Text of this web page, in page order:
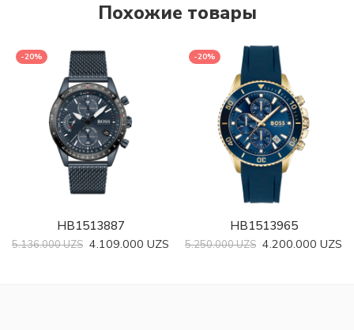
Похожие товары
-20%
HB1513887
5.136.000UZS 4.109.000 UZS
-20%
HB1513965
5.250.000UZS 4.200.000 UZS